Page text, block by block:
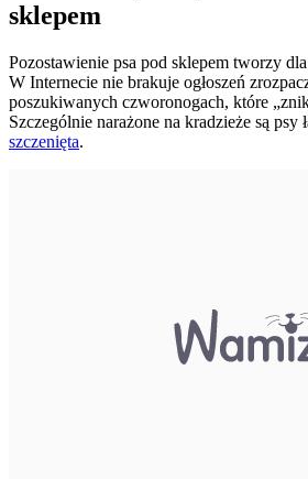
sklepem
Pozostawienie psa pod sklepem tworzy
W Internecie nie brakuje ogłoszeń
poszukiwanych czworonogach, które
Szczególnie narażone na kradzieże są psy
szczenięta.